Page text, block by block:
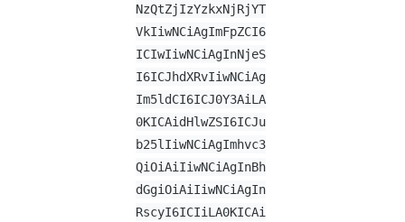
NzQtZjIzYzkxNjRjYT
VkIiwNCiAgImFpZCI6
ICIwIiwNCiAgInNjeS
I6ICJhdXRvIiwNCiAg
Im5ldCI6ICJ0Y3AiLA
0KICAidHlwZSI6ICJu
b25lIiwNCiAgImhvc3
QiOiAiIiwNCiAgInBh
dGgiOiAiIiwNCiAgIn
RscyI6ICIiLA0KICAi